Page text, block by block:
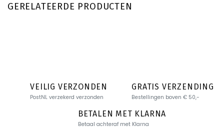
GERELATEERDE PRODUCTEN
VEILIG VERZONDEN
PostNL verzekerd verzonden
GRATIS VERZENDING
Bestellingen boven € 50,-
BETALEN MET KLARNA
Betaal achteraf met Klarna